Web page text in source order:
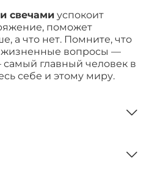
свечами успокоит
поможет
а что нет. Помните, что
жизненные вопросы —
главный человек в
себе и этому миру.